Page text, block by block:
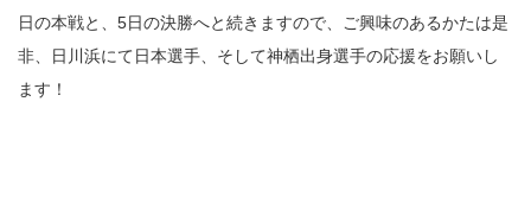
日の本戦と、5日の決勝へと続きますので、ご興味のあるかたは是
非、日川浜にて日本選手、そして神栖出身選手の応援をお願いし
ます！